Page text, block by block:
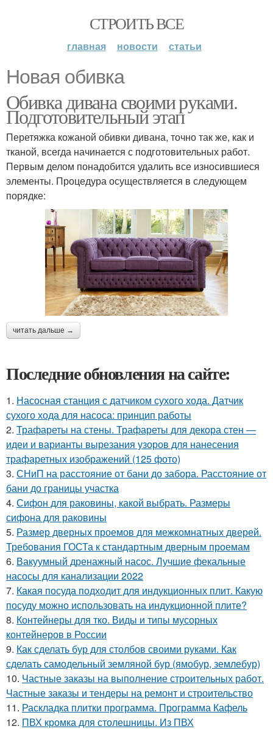
СТРОИТЬ ВСЕ
главная новости статьи
Новая обивка
Обивка дивана своими руками.
Подготовительный этап
Перетяжка кожаной обивки дивана, точно так же, как и
тканой, всегда начинается с подготовительных работ.
Первым делом понадобится удалить все износившиеся
элементы. Процедура осуществляется в следующем
порядке:
читать дальше →
Последние обновления на сайте:
1. Насосная станция с датчиком сухого хода. Датчик
сухого хода для насоса: принцип работы
2. Трафареты на стены. Трафареты для декора стен —
идеи и варианты вырезания узоров для нанесения
трафаретных изображений (125 фото)
3. СНиП на расстояние от бани до забора. Расстояние от
бани до границы участка
4. Сифон для раковины, какой выбрать. Размеры
сифона для раковины
5. Размер дверных проемов для межкомнатных дверей.
Требования ГОСТа к стандартным дверным проемам
6. Вакуумный дренажный насос. Лучшие фекальные
насосы для канализации 2022
7. Какая посуда подходит для индукционных плит. Какую
посуду можно использовать на индукционной плите?
8. Контейнеры для тко. Виды и типы мусорных
контейнеров в России
9. Как сделать бур для столбов своими руками. Как
сделать самодельный земляной бур (ямобур, землебур)
10. Частные заказы на выполнение строительных работ.
Частные заказы и тендеры на ремонт и строительство
11. Раскладка плитки программа. Программа Кафель
12. ПВХ кромка для столешницы. Из ПВХ